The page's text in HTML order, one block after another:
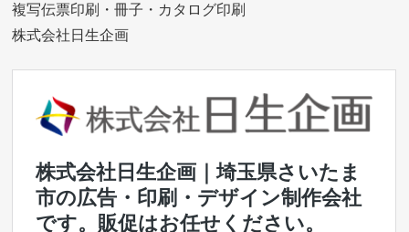
複写伝票印刷・冊子・カタログ印刷
株式会社日生企画